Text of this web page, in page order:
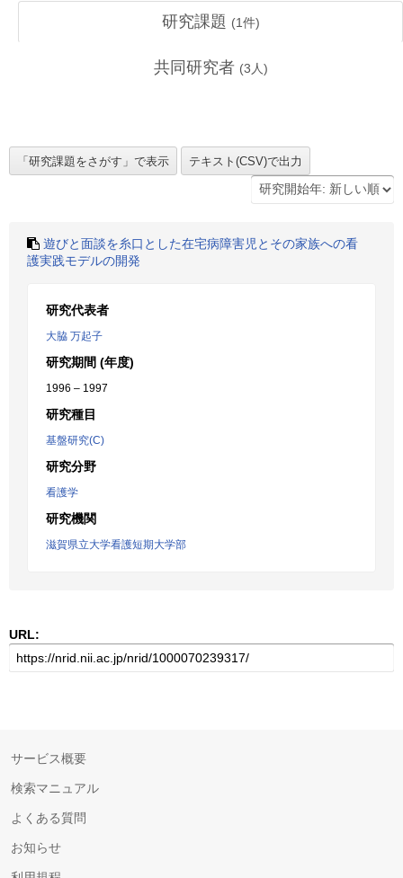
研究課題 (1件)
共同研究者 (3 人)
遊びと面談を糸口とした在宅病障害児とその家族への看
護実践モデルの開発
研究代表者
大脇 万起子
研究期間 (年度)
1996 – 1997
研究種目
基盤研究(C)
研究分野
看護学
研究機関
滋賀県立大学看護短期大学部
URL:
サービス概要
検索マニュアル
よくある質問
お知らせ